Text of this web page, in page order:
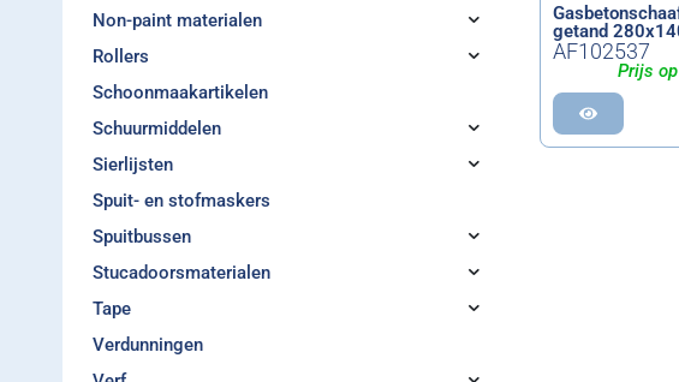
Non-paint materialen
Rollers
Schoonmaakartikelen
Schuurmiddelen
Sierlijsten
Spuit- en stofmaskers
Spuitbussen
Stucadoorsmaterialen
Tape
Verdunningen
getand
AF102537
Prijs